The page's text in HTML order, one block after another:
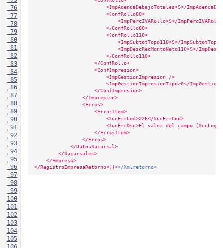
76
77
78
79
80
81
82
83
84
85
86
87
88
89
90
91
92
93
94
95
96
97
98
99
100
101
102
103
104
105
106
<ImpAdendaDebajoTotales>S</
                        <ConfRollo80>
<ImpPercIVARollo>S</
                        </ConfRollo80>
                        <ConfRollo110>
<ImpSubtotTopo110>S</
<ImpDescRecMontoNeto110>S</
                        </ConfRollo110>
                    </ConfRollo>
                    <ConfImpresion>
                        <ImpGestionImpresion />
<ImpGestionImpresionTipo>0</
                    </ConfImpresion>
                </Impresion>
                <Erros>
                    <ErrosItem>
                        <SucErrCod>226</SucErrCod>
<SucErrDsc>El valor del campo
                    </ErrosItem>
                </Erros>
            </DatosSucursal>
        </Sucursales>
    </Empresa>
</RegistroEmpresaRetorno>]]></Xmlretorno>